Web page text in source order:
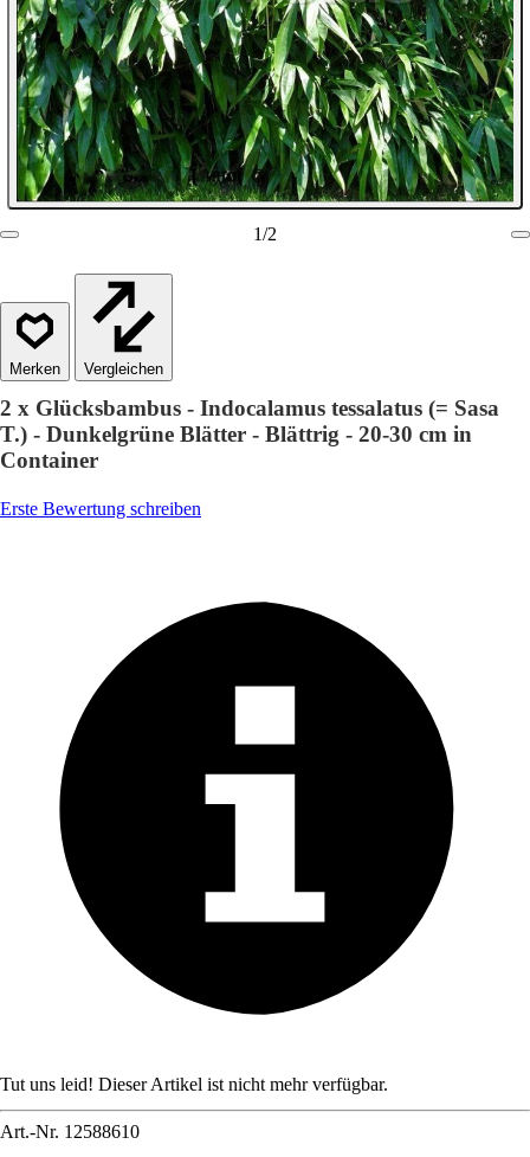
1/2
Vergleichen
2 x Glücksbambus - Indocalamus tessalatus (= Sasa
T.) - Dunkelgrüne Blätter - Blättrig - 20-30 cm in
Container
Erste Bewertung schreiben
Tut uns leid! Dieser Artikel ist nicht mehr verfügbar.
Art.-Nr. 12588610